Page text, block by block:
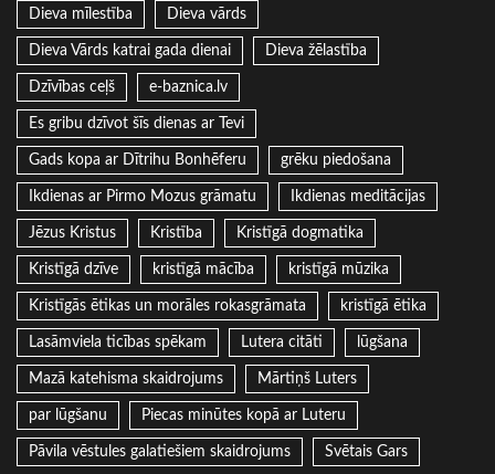
Dieva mīlestība Dieva vārds
Dieva Vārds katrai gada dienai Dieva žēlastība
Dzīvības ceļš e-baznica.lv
Es gribu dzīvot šīs dienas ar Tevi
Gads kopa ar Dītrihu Bonhēferu grēku piedošana
Ikdienas ar Pirmo Mozus grāmatu Ikdienas meditācijas
Jēzus Kristus Kristība Kristīgā dogmatika
Kristīgā dzīve kristīgā mācība kristīgā mūzika
Kristīgās ētikas un morāles rokasgrāmata kristīgā ētika
Lasāmviela ticības spēkam Lutera citāti lūgšana
Mazā katehisma skaidrojums Mārtiņš Luters
par lūgšanu Piecas minūtes kopā ar Luteru
Pāvila vēstules galatiešiem skaidrojums Svētais Gars